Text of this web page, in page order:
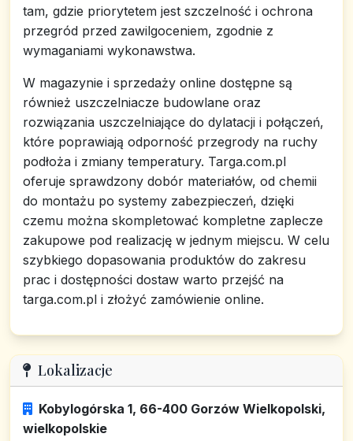
tam, gdzie priorytetem jest szczelność i ochrona
przegród przed zawilgoceniem, zgodnie z
wymaganiami wykonawstwa.
W magazynie i sprzedaży online dostępne są
również uszczelniacze budowlane oraz
rozwiązania uszczelniające do dylatacji i połączeń,
które poprawiają odporność przegrody na ruchy
podłoża i zmiany temperatury. Targa.com.pl
oferuje sprawdzony dobór materiałów, od chemii
do montażu po systemy zabezpieczeń, dzięki
czemu można skompletować kompletne zaplecze
zakupowe pod realizację w jednym miejscu. W celu
szybkiego dopasowania produktów do zakresu
prac i dostępności dostaw warto przejść na
targa.com.pl i złożyć zamówienie online.
Lokalizacje
Kobylogórska 1, 66-400 Gorzów Wielkopolski,
wielkopolskie